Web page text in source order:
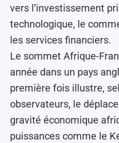
vers l’investissement
technologique, le
les services financiers.
Le sommet Afrique-
année dans un pays
première fois illustre,
observateurs, le
gravité économique
puissances comme le